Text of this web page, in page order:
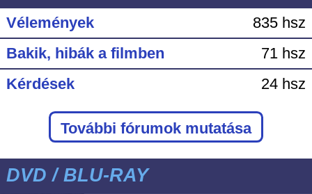
Vélemények
835 hsz
Bakik, hibák a filmben
71 hsz
Kérdések
24 hsz
További fórumok mutatása
DVD / BLU-RAY